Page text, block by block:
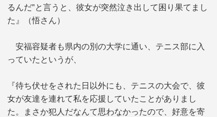
るんだ”と言うと、彼女が突然泣き出して困り果てまし
た』（悟さん）
安福容疑者も県内の別の大学に通い、テニス部に入
っていたというが、
『待ち伏せをされた日以外にも、テニスの大会で、彼
女が友達を連れて私を応援していたことがありまし
た。まさか犯人だなんて思わなかったので、好意を寄